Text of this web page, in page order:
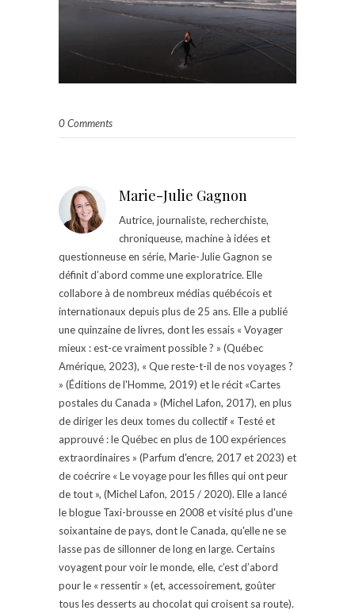
0 Comments
Marie-Julie Gagnon
Autrice, journaliste, recherchiste,
chroniqueuse, machine à idées et
questionneuse en série, Marie-Julie Gagnon se
définit d’abord comme une exploratrice. Elle
collabore à de nombreux médias québécois et
internationaux depuis plus de 25 ans. Elle a publié
une quinzaine de livres, dont les essais « Voyager
mieux : est-ce vraiment possible ? » (Québec
Amérique, 2023), « Que reste-t-il de nos voyages ?
» (Éditions de l'Homme, 2019) et le récit «Cartes
postales du Canada » (Michel Lafon, 2017), en plus
de diriger les deux tomes du collectif « Testé et
approuvé : le Québec en plus de 100 expériences
extraordinaires » (Parfum d'encre, 2017 et 2023) et
de coécrire « Le voyage pour les filles qui ont peur
de tout », (Michel Lafon, 2015 / 2020). Elle a lancé
le blogue Taxi-brousse en 2008 et visité plus d'une
soixantaine de pays, dont le Canada, qu'elle ne se
lasse pas de sillonner de long en large. Certains
voyagent pour voir le monde, elle, c’est d’abord
pour le « ressentir » (et, accessoirement, goûter
tous les desserts au chocolat qui croisent sa route).